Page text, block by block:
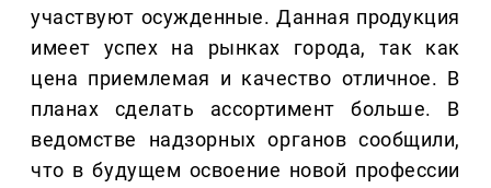
участвуют осужденные. Данная продукция
имеет успех на рынках города, так как
цена приемлемая и качество отличное. В
планах сделать ассортимент больше. В
ведомстве надзорных органов сообщили,
что в будущем освоение новой профессии